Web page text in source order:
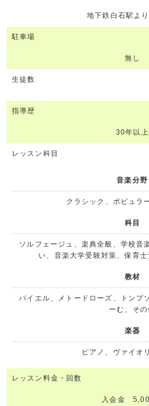
地下鉄白石駅よ
駐車場
無し
生徒数
指導歴
30年以上
レッスン科目
音楽分野
クラシック、ポピュラ
科目
ソルフェージュ、楽典全般、学校音
い、音楽大学受験対策、保育
教材
バイエル、メトードローズ、トンプ
ーむ、その
楽器
ピアノ、ヴァイオ
レッスン料金・回数
入会金